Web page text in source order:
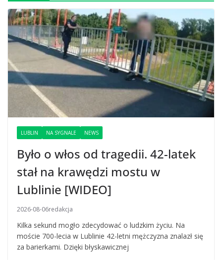
LUBLIN NA SYGNALE NEWS
Było o włos od tragedii. 42-latek
stał na krawędzi mostu w
Lublinie [WIDEO]
2026-08-06redakcja
Kilka sekund mogło zdecydować o ludzkim życiu. Na
moście 700-lecia w Lublinie 42-letni mężczyzna znalazł się
za barierkami. Dzięki błyskawicznej